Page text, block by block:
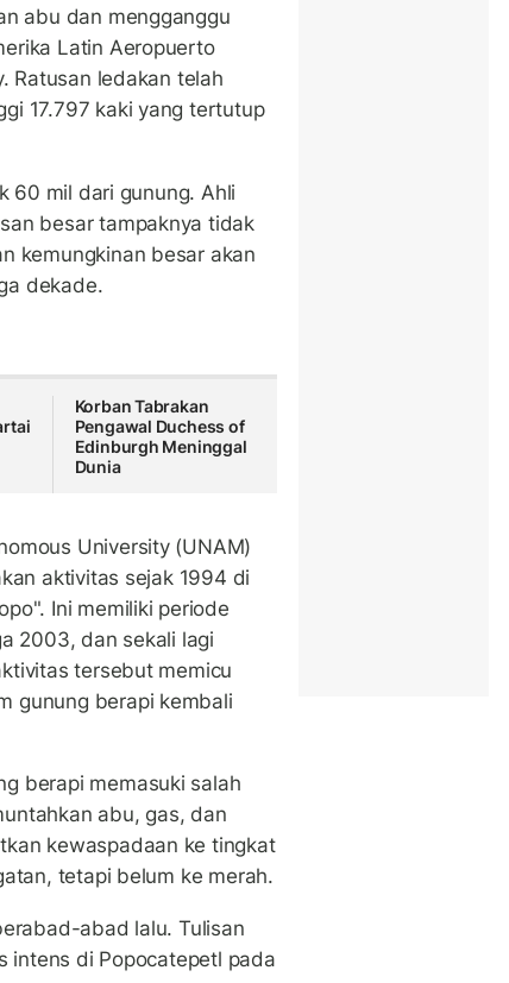
abu dan mengganggu
Latin Aeropuerto
Ratusan ledakan telah
17.797 kaki yang tertutup
60 mil dari gunung. Ahli
besar tampaknya tidak
kemungkinan besar akan
dekade.
Korban Tabrakan
Pengawal Duchess of
Edinburgh Meninggal
Dunia
University (UNAM)
aktivitas sejak 1994 di
Ini memiliki periode
2003, dan sekali lagi
tersebut memicu
gunung berapi kembali
berapi memasuki salah
abu, gas, dan
kewaspadaan ke tingkat
tetapi belum ke merah.
abad lalu. Tulisan
intens di Popocatepetl pada